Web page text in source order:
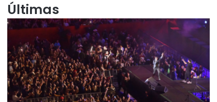
Últimas